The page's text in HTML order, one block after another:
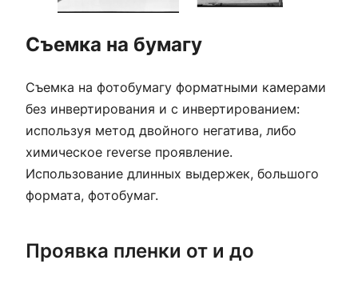
Съемка на бумагу
Съемка на фотобумагу форматными камерами
без инвертирования и с инвертированием:
используя метод двойного негатива, либо
химическое reverse проявление.
Использование длинных выдержек, большого
формата, фотобумаг.
Проявка пленки от и до